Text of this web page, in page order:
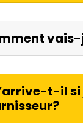
t-il si